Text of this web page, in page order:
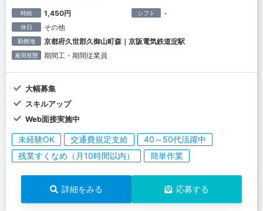
時給 1,450円 シフト -
休日 その他
勤務地 京都府久世郡久御山町森｜京阪電気鉄道淀駅
雇用形態 期間工・期間従業員
大幅募集
スキルアップ
Web面接実施中
未経験OK 交通費規定支給
40～50代活躍中
残業すくなめ（月10時間以内）
簡単作業
詳細をみる 応募する